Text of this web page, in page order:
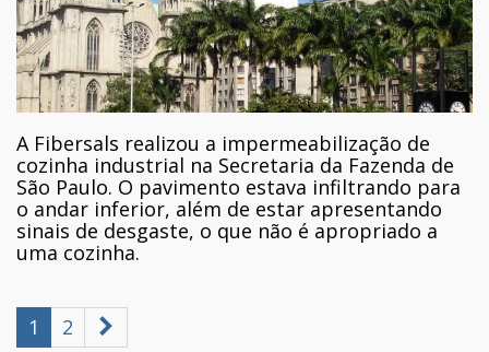
A Fibersals realizou a impermeabilização de
cozinha industrial na Secretaria da Fazenda de
São Paulo. O pavimento estava infiltrando para
o andar inferior, além de estar apresentando
sinais de desgaste, o que não é apropriado a
uma cozinha.
1 2